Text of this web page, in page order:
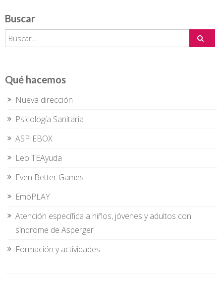
Buscar
Qué hacemos
Nueva dirección
Psicología Sanitaria
ASPIEBOX
Leo TEAyuda
Even Better Games
EmoPLAY
Atención específica a niños, jóvenes y adultos con
síndrome de Asperger
Formación y actividades